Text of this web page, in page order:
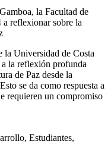
la Facultad de
a reflexionar sobre la
la Universidad de Costa
la reflexión profunda
de Paz desde la
se da como respuesta a
requieren un compromiso
Estudiantes,